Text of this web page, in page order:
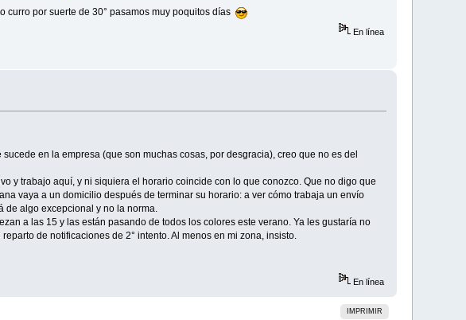
curro por suerte de 30° pasamos muy poquitos días
En línea
en la empresa (que son muchas cosas, por desgracia), creo que no es del
y trabajo aquí, y ni siquiera el horario coincide con lo que conozco. Que no digo que
vaya a un domicilio después de terminar su horario: a ver cómo trabaja un envío
de algo excepcional y no la norma.
a las 15 y las están pasando de todos los colores este verano. Ya les gustaría no
de notificaciones de 2° intento. Al menos en mi zona, insisto.
En línea
IMPRIMIR